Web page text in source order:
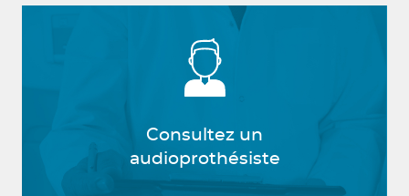
Consultez un
audioprothésiste